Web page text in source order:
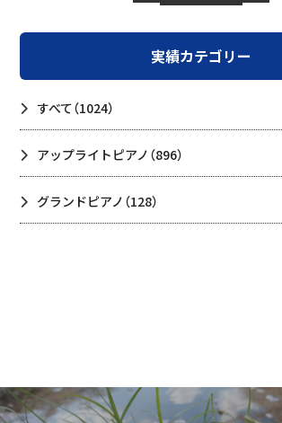
実績カテゴリー
すべて（1024）
アップライトピアノ （896）
グランドピアノ （128）